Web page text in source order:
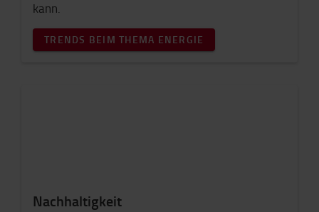
kann.
TRENDS BEIM THEMA ENERGIE
Nachhaltigkeit